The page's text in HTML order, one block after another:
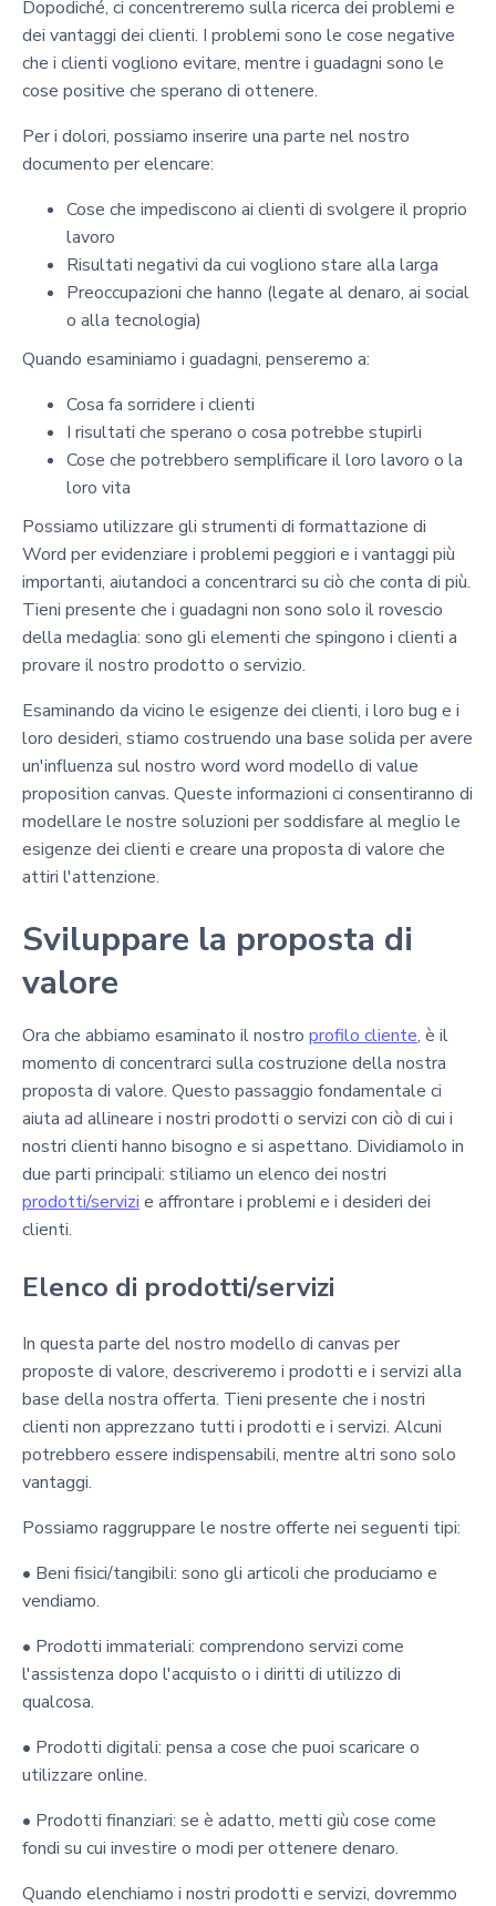
Dopodiché, ci concentreremo sulla ricerca dei problemi e
dei vantaggi dei clienti. I problemi sono le cose negative
che i clienti vogliono evitare, mentre i guadagni sono le
cose positive che sperano di ottenere.
Per i dolori, possiamo inserire una parte nel nostro
documento per elencare:
Cose che impediscono ai clienti di svolgere il proprio
lavoro
Risultati negativi da cui vogliono stare alla larga
Preoccupazioni che hanno (legate al denaro, ai social
o alla tecnologia)
Quando esaminiamo i guadagni, penseremo a:
Cosa fa sorridere i clienti
I risultati che sperano o cosa potrebbe stupirli
Cose che potrebbero semplificare il loro lavoro o la
loro vita
Possiamo utilizzare gli strumenti di formattazione di
Word per evidenziare i problemi peggiori e i vantaggi più
importanti, aiutandoci a concentrarci su ciò che conta di più.
Tieni presente che i guadagni non sono solo il rovescio
della medaglia: sono gli elementi che spingono i clienti a
provare il nostro prodotto o servizio.
Esaminando da vicino le esigenze dei clienti, i loro bug e i
loro desideri, stiamo costruendo una base solida per avere
un'influenza sul nostro word word modello di value
proposition canvas. Queste informazioni ci consentiranno di
modellare le nostre soluzioni per soddisfare al meglio le
esigenze dei clienti e creare una proposta di valore che
attiri l'attenzione.
Sviluppare la proposta di
valore
Ora che abbiamo esaminato il nostro profilo cliente, è il
momento di concentrarci sulla costruzione della nostra
proposta di valore. Questo passaggio fondamentale ci
aiuta ad allineare i nostri prodotti o servizi con ciò di cui i
nostri clienti hanno bisogno e si aspettano. Dividiamolo in
due parti principali: stiliamo un elenco dei nostri
prodotti/servizi e affrontare i problemi e i desideri dei
clienti.
Elenco di prodotti/servizi
In questa parte del nostro modello di canvas per
proposte di valore, descriveremo i prodotti e i servizi alla
base della nostra offerta. Tieni presente che i nostri
clienti non apprezzano tutti i prodotti e i servizi. Alcuni
potrebbero essere indispensabili, mentre altri sono solo
vantaggi.
Possiamo raggruppare le nostre offerte nei seguenti tipi:
• Beni fisici/tangibili: sono gli articoli che produciamo e
vendiamo.
• Prodotti immateriali: comprendono servizi come
l'assistenza dopo l'acquisto o i diritti di utilizzo di
qualcosa.
• Prodotti digitali: pensa a cose che puoi scaricare o
utilizzare online.
• Prodotti finanziari: se è adatto, metti giù cose come
fondi su cui investire o modi per ottenere denaro.
Quando elenchiamo i nostri prodotti e servizi, dovremmo